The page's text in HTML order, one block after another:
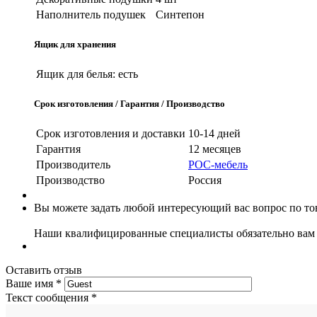
Наполнитель подушек
Синтепон
Ящик для хранения
Ящик для белья: есть
Срок изготовления / Гарантия / Производство
Срок изготовления и доставки 10-14 дней
Гарантия
12 месяцев
Производитель
РОС-мебель
Производство
Россия
Вы можете задать любой интересующий вас вопрос по
Наши квалифицированные специалисты обязательно вам
Оставить отзыв
Ваше имя *
Текст сообщения *